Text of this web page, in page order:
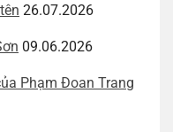
26.07.2026
09.06.2026
Phạm Đoan Trang